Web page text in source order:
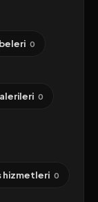
0
0
hizmetleri 0